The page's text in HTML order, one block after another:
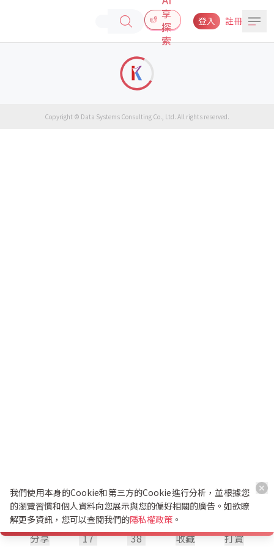
享
探
索
登入 註冊
分享 17 38 收藏 打賞
Copyright © Data Systems Consulting Co., Ltd. All rights reserved.
我們使用本身的Cookie和第三方的Cookie進行分析，並根據您
的瀏覽習慣和個人資料向您展示與您的偏好相關的廣告。如欲瞭
解更多資訊，您可以查閱我們的隱私權政策 。